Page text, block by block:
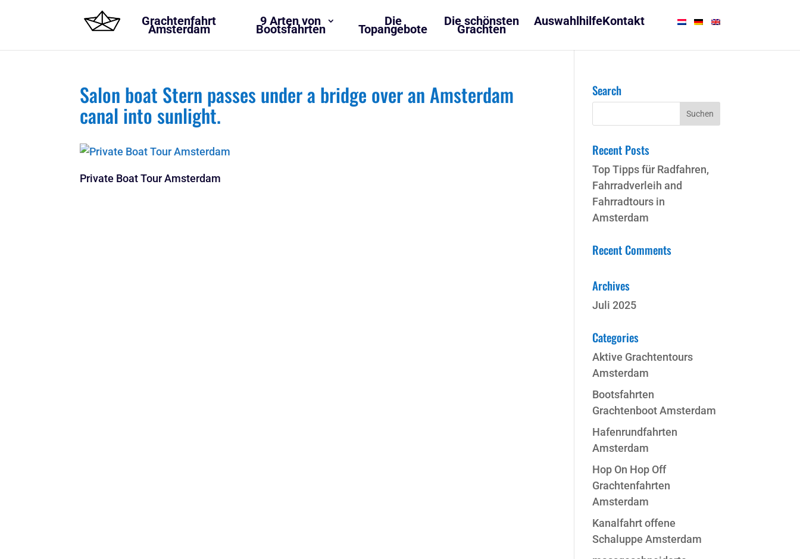
Salon boat Stern passes under a bridge over an Amsterdam
canal into sunlight.
Private Boat Tour Amsterdam
Search
Recent Posts
Top Tipps für Radfahren,
Fahrradverleih and
Fahrradtours in
Amsterdam
Recent Comments
Archives
Juli 2025
Categories
Aktive Grachtentours
Amsterdam
Bootsfahrten
Grachtenboot Amsterdam
Hafenrundfahrten
Amsterdam
Hop On Hop Off
Grachtenfahrten
Amsterdam
Kanalfahrt offene
Schaluppe Amsterdam
Grachtenfahrt
Amsterdam
9 Arten von
Bootsfahrten
Die
Topangebote
Die schönsten
Grachten
AuswahlhilfeKontakt